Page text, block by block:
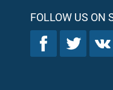
FOLLOW US ON